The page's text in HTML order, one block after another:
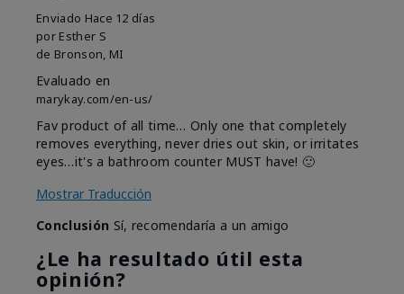
Enviado Hace 12 días
por Esther S
de Bronson, MI
Evaluado en
marykay.com/en-us/
Fav product of all time… Only one that completely
removes everything, never dries out skin, or irritates
eyes…it's a bathroom counter MUST have! 🙂
Mostrar Traducción
Conclusión Sí, recomendaría a un amigo
¿Le ha resultado útil esta
opinión?